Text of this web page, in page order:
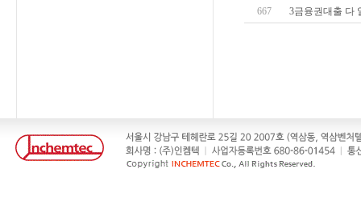
667 3금융권대출 다